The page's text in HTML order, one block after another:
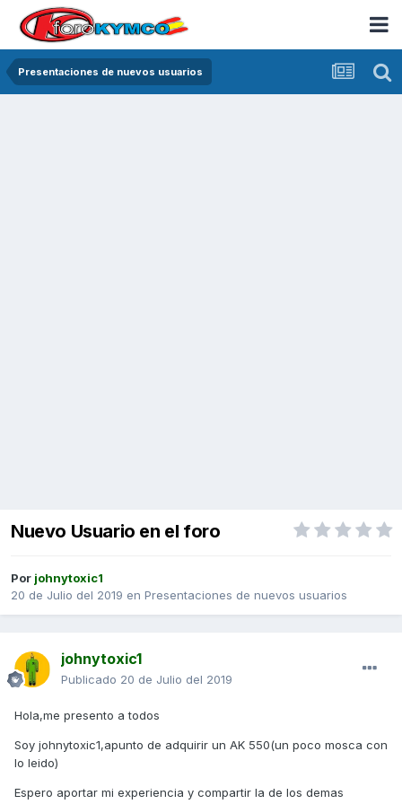
Presentaciones de nuevos usuarios
Nuevo Usuario en el foro
Por johnytoxic1
20 de Julio del 2019 en Presentaciones de nuevos usuarios
johnytoxic1
Publicado 20 de Julio del 2019
Hola,me presento a todos
Soy johnytoxic1,apunto de adquirir un AK 550(un poco mosca con
lo leido)
Espero aportar mi experiencia y compartir la de los demas